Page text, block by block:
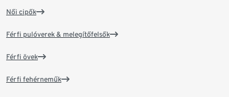
Női cipők
Férfi pulóverek & melegítőfelsők
Férfi övek
Férfi fehérneműk